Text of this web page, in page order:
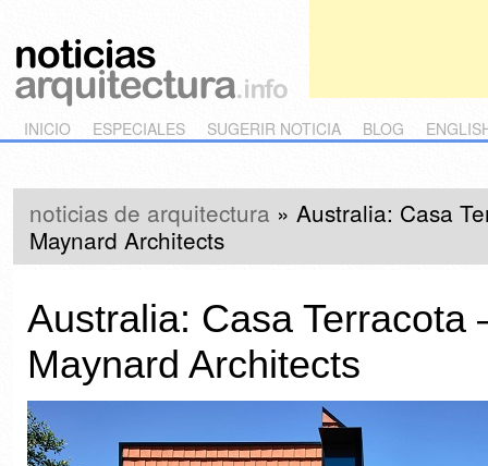
Main menu
Skip to primary content
Skip to secondary content
INICIO ESPECIALES SUGERIR NOTICIA BLOG
noticias de arquitectura » Australia: Casa
Maynard Architects
Australia: Casa Terracota
Maynard Architects